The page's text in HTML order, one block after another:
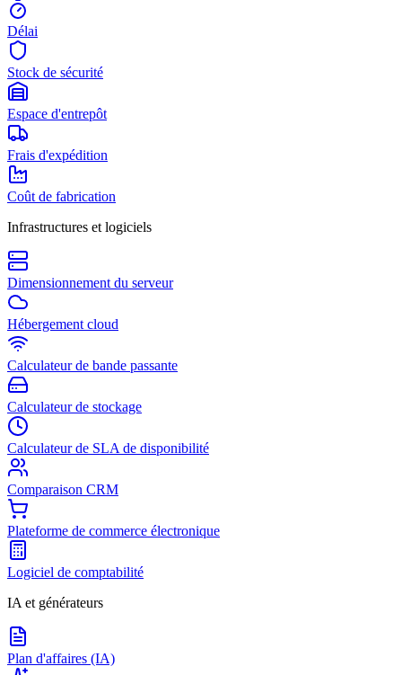
Délai
Stock de sécurité
Espace d'entrepôt
Frais d'expédition
Coût de fabrication
Infrastructures et logiciels
Dimensionnement du serveur
Hébergement cloud
Calculateur de bande passante
Calculateur de stockage
Calculateur de SLA de disponibilité
Comparaison CRM
Plateforme de commerce électronique
Logiciel de comptabilité
IA et générateurs
Plan d'affaires (IA)